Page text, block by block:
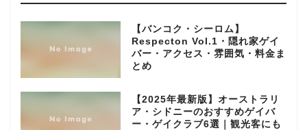
【バンコク・シーロム】
Respecton Vol.1・隠れ家ゲイ
バー・アクセス・雰囲気・料金ま
とめ
【2025年最新版】オーストラリ
ア・シドニーのおすすめゲイバ
ー・ゲイクラブ6選｜観光客にも